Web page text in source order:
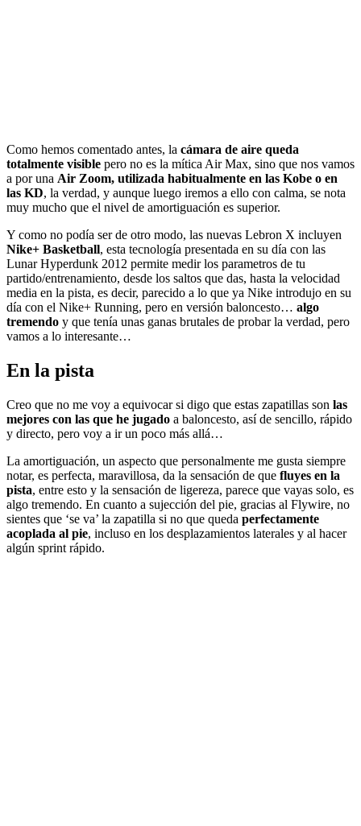
Como hemos comentado antes, la cámara de aire queda
totalmente visible pero no es la mítica Air Max, sino que nos vamos
a por una Air Zoom, utilizada habitualmente en las Kobe o en
las KD, la verdad, y aunque luego iremos a ello con calma, se nota
muy mucho que el nivel de amortiguación es superior.
Y como no podía ser de otro modo, las nuevas Lebron X incluyen
Nike+ Basketball, esta tecnología presentada en su día con las
Lunar Hyperdunk 2012 permite medir los parametros de tu
partido/entrenamiento, desde los saltos que das, hasta la velocidad
media en la pista, es decir, parecido a lo que ya Nike introdujo en su
día con el Nike+ Running, pero en versión baloncesto… algo
tremendo y que tenía unas ganas brutales de probar la verdad, pero
vamos a lo interesante…
En la pista
Creo que no me voy a equivocar si digo que estas zapatillas son las
mejores con las que he jugado a baloncesto, así de sencillo, rápido
y directo, pero voy a ir un poco más allá…
La amortiguación, un aspecto que personalmente me gusta siempre
notar, es perfecta, maravillosa, da la sensación de que fluyes en la
pista, entre esto y la sensación de ligereza, parece que vayas solo, es
algo tremendo. En cuanto a sujección del pie, gracias al Flywire, no
sientes que ‘se va’ la zapatilla si no que queda perfectamente
acoplada al pie, incluso en los desplazamientos laterales y al hacer
algún sprint rápido.